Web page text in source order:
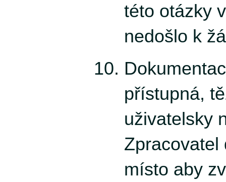
této otázky
nedošlo k
přístupná,
uživatelsky
Zpracovatel
místo aby